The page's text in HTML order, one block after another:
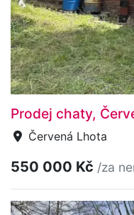
Prodej chaty,
Červená Lhota
550 000 Kč /za